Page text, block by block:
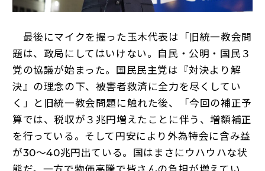
最後にマイクを握った玉木代表は「旧統一教会問
題は、政局にしてはいけない。自民・公明・国民３
党の協議が始まった。国民民主党は『対決より解
決』の理念の下、被害者救済に全力を尽くしてい
く」と旧統一教会問題に触れた後、「今回の補正予
算では、税収が３兆円増えたことに伴う、増額補正
を行っている。そして円安により外為特会に含み益
が30～40兆円出ている。国はまさにウハウハな状